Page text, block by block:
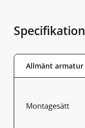
Specifikation
Allmänt armatur
Montagesätt